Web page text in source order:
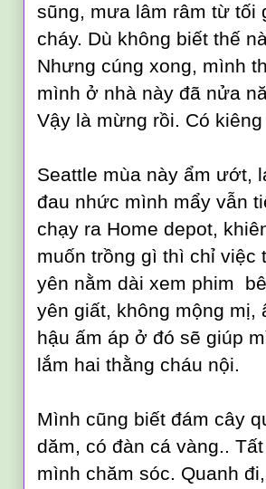
sũng, mưa lâm râm từ tối
cháy. Dù không biết thế
Nhưng cúng xong, mình
mình ở nhà này đã nửa
Vậy là mừng rồi. Có
Seattle mùa này ẩm ướt,
đau nhức mình mẩy vẫn
chạy ra Home depot,
muốn trồng gì thì chỉ việc
yên nằm dài xem phim
yên giất, không mộng mị,
hậu ấm áp ở đó sẽ giúp
lắm hai thằng cháu nội.
Mình cũng biết đám cây
dăm, có đàn cá vàng..
mìnhchăm sóc. Quanh đi